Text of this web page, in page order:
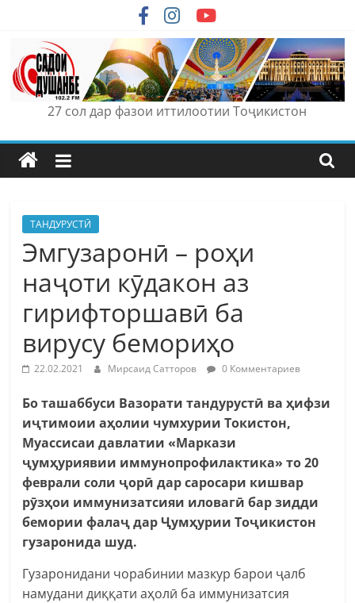
content
27 сол дар фазои иттилоотии Тоҷикистон
ТАНДУРУСТӢ
Эмгузаронӣ – роҳи
наҷоти кӯдакон аз
гирифторшавӣ ба
вирусу бемориҳо
22.02.2021 Мирсаид Сатторов 0 Комментариев
Бо ташаббуси Вазорати тандурустӣ ва ҳифзи
иҷтимоии аҳолии чумхурии Токистон,
Муассисаи давлатии «Маркази
ҷумҳуриявии иммунопрофилактика» то 20
феврали соли ҷорӣ дар саросари кишвар
рӯзҳои иммунизатсияи иловагӣ бар зидди
бемории фалаҷ дар Ҷумҳурии Тоҷикистон
гузаронида шуд.
Гузаронидани чорабинии мазкур барои ҷалб
намудани диққати аҳолӣ ба иммунизатсия